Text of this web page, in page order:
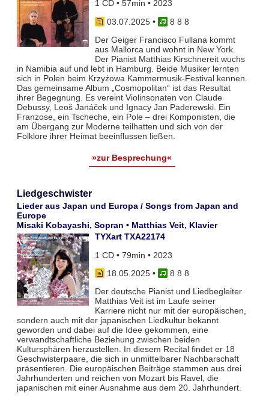
1 CD • 57min • 2023
03.07.2025•
8 8 8
Der Geiger Francisco Fullana kommt
aus Mallorca und wohnt in New York.
Der Pianist Matthias Kirschnereit wuchs
in Namibia auf und lebt in Hamburg. Beide Musiker lernten
sich in Polen beim Krzyżowa Kammermusik-Festival kennen.
Das gemeinsame Album „Cosmopolitan“ ist das Resultat
ihrer Begegnung. Es vereint Violinsonaten von Claude
Debussy, Leoš Janáček und Ignacy Jan Paderewski. Ein
Franzose, ein Tscheche, ein Pole – drei Komponisten, die
am Übergang zur Moderne teilhatten und sich von der
Folklore ihrer Heimat beeinflussen ließen.
»zur Besprechung«
Liedgeschwister
Lieder aus Japan und Europa / Songs from Japan and
Europe
Misaki Kobayashi, Sopran • Matthias Veit, Klavier
TYXart TXA22174
1 CD • 79min • 2023
18.05.2025•
8 8 8
Der deutsche Pianist und Liedbegleiter
Matthias Veit ist im Laufe seiner
Karriere nicht nur mit der europäischen,
sondern auch mit der japanischen Liedkultur bekannt
geworden und dabei auf die Idee gekommen, eine
verwandtschaftliche Beziehung zwischen beiden
Kultursphären herzustellen. In diesem Recital findet er 18
Geschwisterpaare, die sich in unmittelbarer Nachbarschaft
präsentieren. Die europäischen Beiträge stammen aus drei
Jahrhunderten und reichen von Mozart bis Ravel, die
japanischen mit einer Ausnahme aus dem 20. Jahrhundert.